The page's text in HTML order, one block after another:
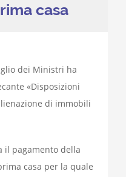
casa
dei Ministri ha
«Disposizioni
di immobili
il pagamento della
casa per la quale